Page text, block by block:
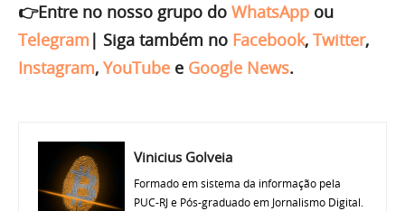
👉Entre no nosso grupo do WhatsApp ou
Telegram | Siga também no Facebook, Twitter,
Instagram, YouTube e Google News.
Vinicius Golveia
Formado em sistema da informação pela
PUC-RJ e Pós-graduado em Jornalismo Digital.